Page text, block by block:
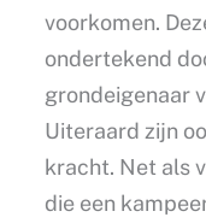
voorkomen.
ondertekend
grondeigenaar
Uiteraard zijn
kracht. Net als
die een